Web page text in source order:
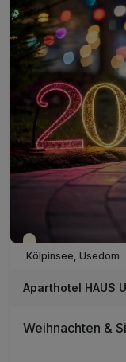
inkl. Gas/Wasser/
inkl. Nutzung W-Lan
Saisonal verfügbar
Kölpinsee, Usedom
Aparthotel HAUS
Weihnachten &